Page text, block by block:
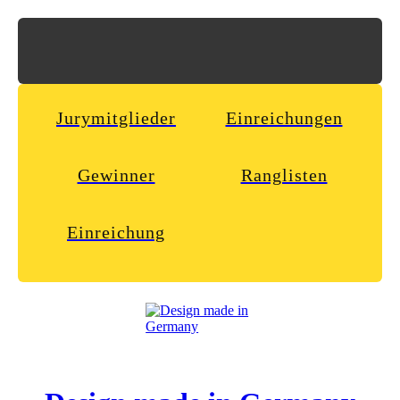
Jurymitglieder Einreichungen
Gewinner Ranglisten
Einreichung